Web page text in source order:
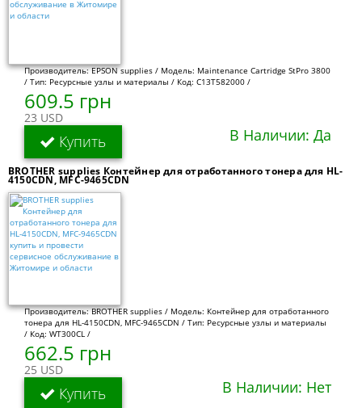
Производитель: EPSON supplies / Модель: Maintenance Cartridge StPro 3800
/ Тип: Ресурсные узлы и материалы / Код: C13T582000 /
609.5 грн
23 USD
Купить В Наличии: Да
BROTHER supplies Контейнер для отработанного тонера для HL-
4150CDN, MFC-9465CDN
Производитель: BROTHER supplies / Модель: Контейнер для отработанного
тонера для HL-4150CDN, MFC-9465CDN / Тип: Ресурсные узлы и материалы
/ Код: WT300CL /
662.5 грн
25 USD
Купить В Наличии: Нет